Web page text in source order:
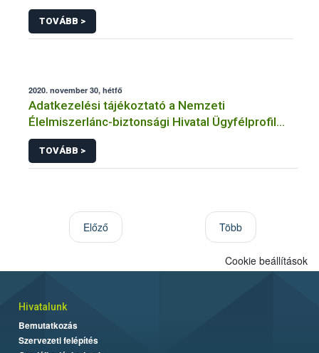
TOVÁBB >
2020. november 30, hétfő
Adatkezelési tájékoztató a Nemzeti
Élelmiszerlánc-biztonsági Hivatal Ügyfélprofil
Rendszerben állategészségügy témakörben
közhatalmi eljárásaihoz kapcsolódó
adatkezeléséhez
TOVÁBB >
Előző Több
Cookie beállítások
Hivatalunk
Bemutatkozás
Szervezeti felépítés